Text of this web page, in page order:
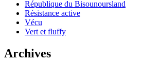
République du Bisounoursland
Résistance active
Vécu
Vert et fluffy
Archives